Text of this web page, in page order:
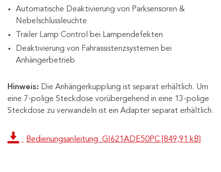
Automatische Deaktivierung von Parksensoren &
Nebelschlussleuchte
Trailer Lamp Control bei Lampendefekten
Deaktivierung von Fahrassistenzsystemen bei
Anhängerbetrieb
Hinweis: Die Anhängerkupplung ist separat erhältlich. Um
eine 7-polige Steckdose vorübergehend in eine 13-polige
Steckdose zu verwandeln ist ein Adapter separat erhältlich.
Bedienungsanleitung_GI621ADE50PC [849,91 kB]